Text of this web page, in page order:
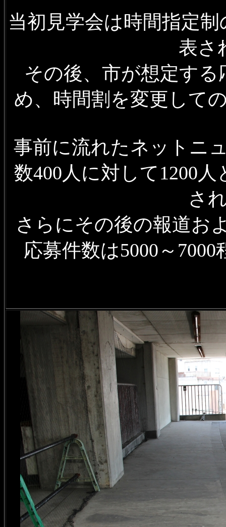
当初見学会は時間指定
表さ
その後、市が想定す
め、時間割を変更して
事前に流れたネットニ
数400人に対して1200
さ
さらにその後の報道お
応募件数は5000～